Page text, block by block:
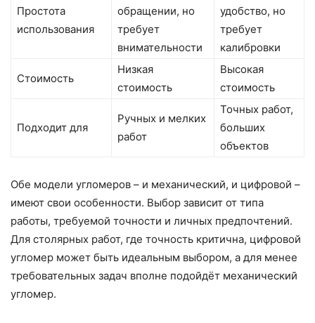
Простота
использования
обращении, но
требует
внимательности
удобство, но
требует
калибровки
Стоимость
Низкая
стоимость
Высокая
стоимость
Подходит для
Ручных и мелких
работ
Точных работ,
больших
объектов
Обе модели угломеров – и механический, и цифровой –
имеют свои особенности. Выбор зависит от типа
работы, требуемой точности и личных предпочтений.
Для столярных работ, где точность критична, цифровой
угломер может быть идеальным выбором, а для менее
требовательных задач вполне подойдёт механический
угломер.